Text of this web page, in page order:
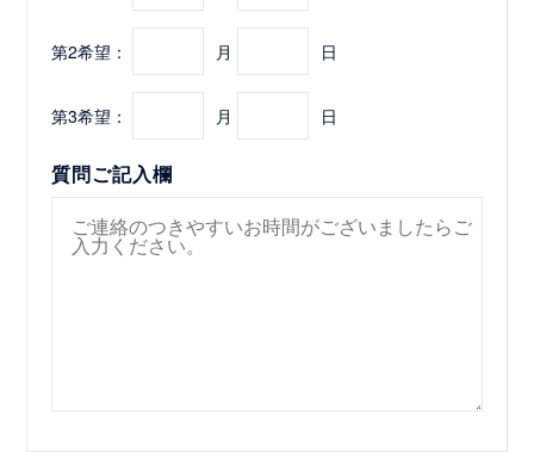
第2希望： 月 日
第3希望： 月 日
質問ご記入欄